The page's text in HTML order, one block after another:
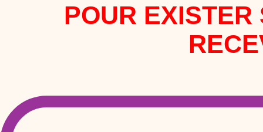
POUR EXISTER